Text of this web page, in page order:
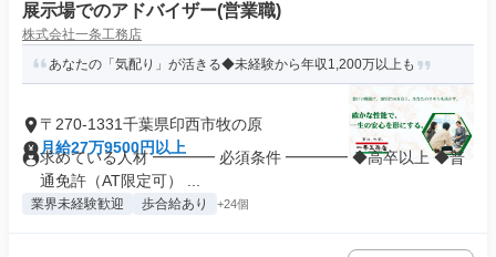
展示場でのアドバイザー(営業職)
株式会社一条工務店
あなたの「気配り」が活きる◆未経験から年収1,200万以上も
〒270-1331千葉県印西市牧の原
月給27万9500円以上
求めている人材 ━━━━ 必須条件 ━━━━ ◆高卒以上 ◆普
通免許（AT限定可） ...
業界未経験歓迎 歩合給あり +24個